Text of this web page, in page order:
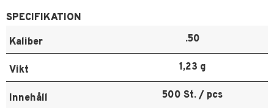
SPECIFIKATION
Kaliber
.50
Vikt 1,23 g
Innehåll 500 St. / pcs